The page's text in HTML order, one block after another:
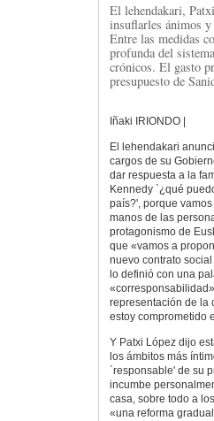
El lehendakari,
insuflarles ánimos y
Entre las medidas
profunda del
crónicos. El gasto
presupuesto de
Iñaki IRIONDO |
El lehendakari
cargos de su
dar respuesta a la
Kennedy `¿qué
país?', porque
manos de las
protagonismo de
que «vamos a
nuevo contrato
lo definió con una
representación de la
estoy comprometido
Y Patxi López dijo
los ámbitos más
`responsable' de su
incumbe
casa, sobre todo a
«una reforma